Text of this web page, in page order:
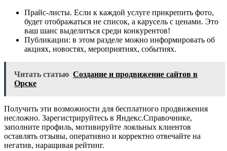
Прайс-листы. Если к каждой услуге прикрепить фото,
будет отображаться не список, а карусель с ценами. Это
ваш шанс выделиться среди конкурентов!
Публикации: в этом разделе можно информировать об
акциях, новостях, мероприятиях, событиях.
Читать статью Создание и продвижение сайтов в
Орске
Получить эти возможности для бесплатного продвижения
несложно. Зарегистрируйтесь в Яндекс.Справочнике,
заполните профиль, мотивируйте лояльных клиентов
оставлять отзывы, оперативно и корректно отвечайте на
негатив, наращивая рейтинг.